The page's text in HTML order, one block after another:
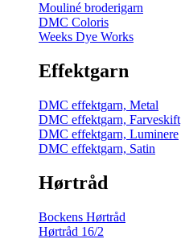
Mouliné broderigarn
DMC Coloris
Weeks Dye Works
Effektgarn
DMC effektgarn, Metal
DMC effektgarn, Farveskift
DMC effektgarn, Luminere
DMC effektgarn, Satin
Hørtråd
Bockens Hørtråd
Hørtråd 16/2